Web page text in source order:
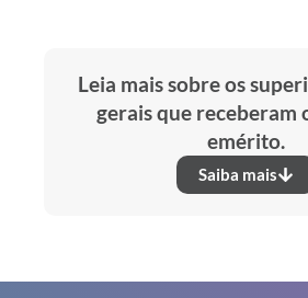
Leia mais sobre os
gerais que receberam
emérito.
Saiba mais